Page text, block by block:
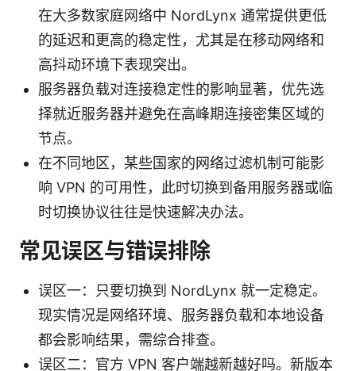
在大多数家庭网络中 NordLynx 通常提供更低
的延迟和更高的稳定性，尤其是在移动网络和
高抖动环境下表现突出。
服务器负载对连接稳定性的影响显著，优先选
择就近服务器并避免在高峰期连接密集区域的
节点。
在不同地区，某些国家的网络过滤机制可能影
响 VPN 的可用性，此时切换到备用服务器或临
时切换协议往往是快速解决办法。
常见误区与错误排除
误区一：只要切换到 NordLynx 就一定稳定。
现实情况是网络环境、服务器负载和本地设备
都会影响结果，需综合排查。
误区二：官方 VPN 客户端越新越好吗。新版本